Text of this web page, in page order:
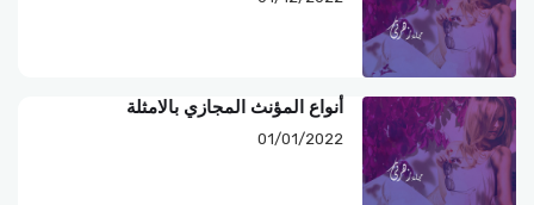
أنواع المؤنث المجازي بالامثلة
01/01/2022